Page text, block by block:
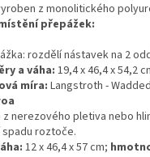
z monolitického
přepážek:
rozdělí nástavek na 2
a váha: 19,4 x 46,4 x 54,2
míra: Langstroth -
nerezového pletiva nebo
roztoče.
12 x 46,4 x 57 cm;